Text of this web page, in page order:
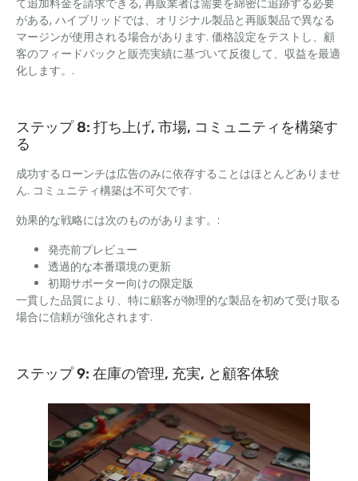
て追加料金を請求できる, 再販業者は需要を綿密に追跡する必要
がある, ハイブリッドでは、オリジナル製品と再販製品で異なる
マージンが使用される場合があります. 価格設定をテストし、顧
客のフィードバックと販売実績に基づいて反復して、収益を最適
化します。.
ステップ 8: 打ち上げ, 市場, コミュニティを構築す
る
成功するローンチは広告のみに依存することはほとんどありませ
ん. コミュニティ構築は不可欠です.
効果的な戦略には次のものがあります。:
発売前プレビュー
透過的な本番環境の更新
初期サポーター向けの限定版
一貫した品質により、特に顧客が物理的な製品を初めて受け取る
場合に信頼が強化されます.
ステップ 9: 在庫の管理, 充実, と顧客体験